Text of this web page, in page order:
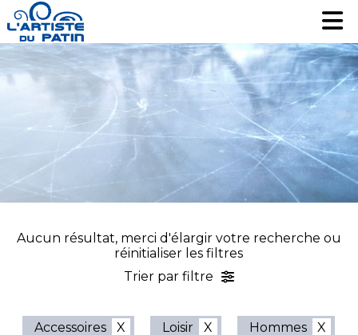
Hockey
Liquidation
Nous contacter
EN
Aucun résultat, merci d'élargir votre recherche ou
réinitialiser les filtres
Trier par filtre
Accessoires Loisir Hommes
Hockey
Liquidation
Nous contacter
EN